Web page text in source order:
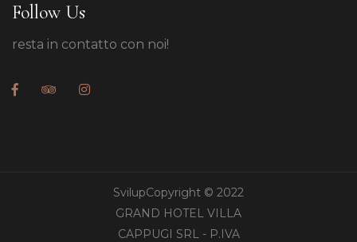
Follow Us
resta in contatto con noi!
SvilupCopyright © 2022
GRAND HOTEL VILLA
CAPPUGI SRL - P.IVA